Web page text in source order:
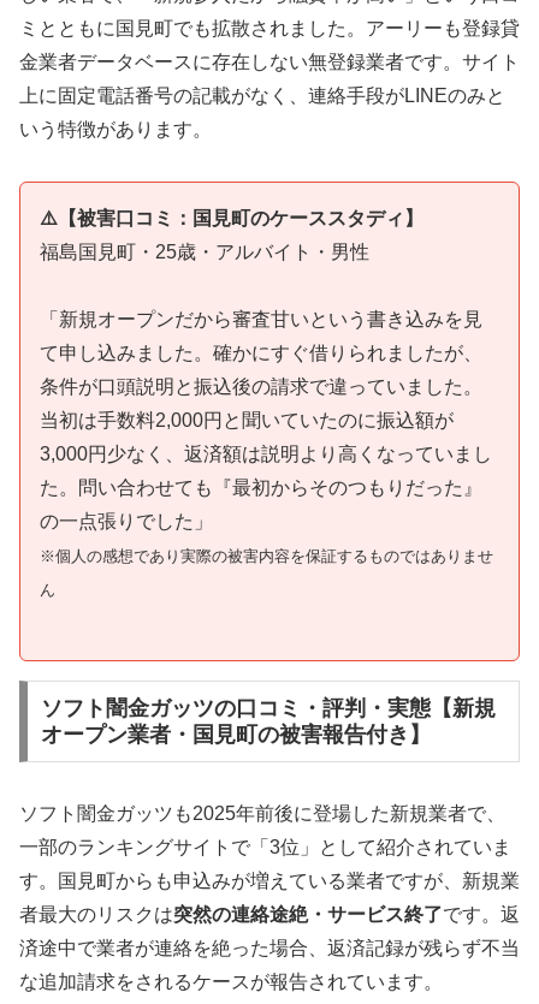
ミとともに国見町でも拡散されました。アーリーも登録貸
金業者データベースに存在しない無登録業者です。サイト
上に固定電話番号の記載がなく、連絡手段がLINEのみと
いう特徴があります。
⚠️【被害口コミ：国見町のケーススタディ】
福島国見町・25歳・アルバイト・男性
「新規オープンだから審査甘いという書き込みを見
て申し込みました。確かにすぐ借りられましたが、
条件が口頭説明と振込後の請求で違っていました。
当初は手数料2,000円と聞いていたのに振込額が
3,000円少なく、返済額は説明より高くなっていまし
た。問い合わせても『最初からそのつもりだった』
の一点張りでした」
※個人の感想であり実際の被害内容を保証するものではありませ
ん
ソフト闇金ガッツの口コミ・評判・実態【新規
オープン業者・国見町の被害報告付き】
ソフト闇金ガッツも2025年前後に登場した新規業者で、
一部のランキングサイトで「3位」として紹介されていま
す。国見町からも申込みが増えている業者ですが、新規業
者最大のリスクは突然の連絡途絶・サービス終了です。返
済途中で業者が連絡を絶った場合、返済記録が残らず不当
な追加請求をされるケースが報告されています。